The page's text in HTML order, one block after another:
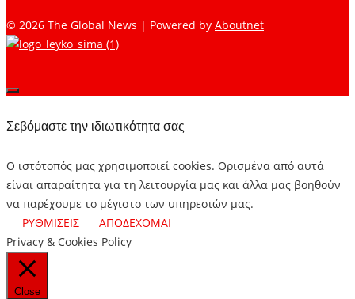
© 2026 The Global News | Powered by Aboutnet
Σεβόμαστε την ιδιωτικότητα σας
Ο ιστότοπός μας χρησιμοποιεί cookies. Ορισμένα από αυτά
είναι απαραίτητα για τη λειτουργία μας και άλλα μας βοηθούν
να παρέχουμε το μέγιστο των υπηρεσιών μας.
ΡΥΘΜΙΣΕΙΣ
ΑΠΟΔΕΧΟΜΑΙ
Privacy & Cookies Policy
Close